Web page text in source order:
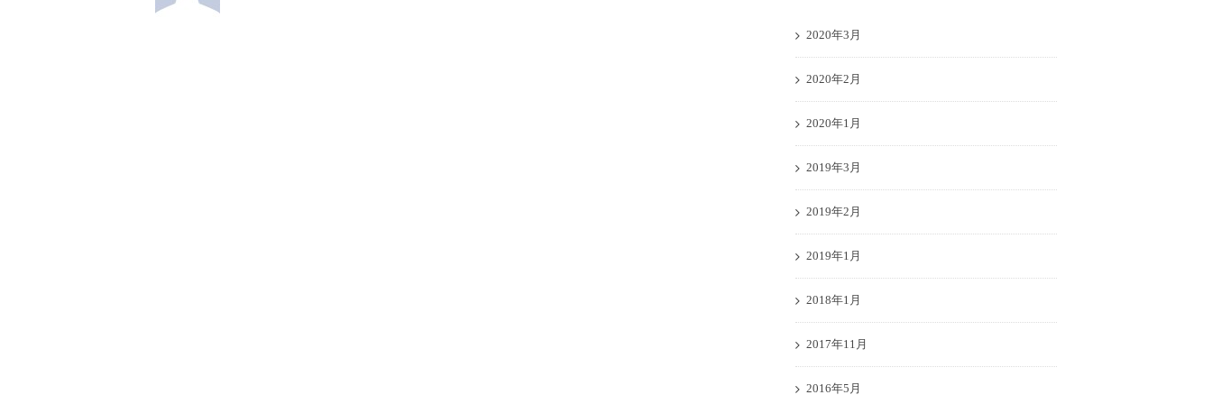
2020年3月
2020年2月
2020年1月
2019年3月
2019年2月
2019年1月
2018年1月
2017年11月
2016年5月